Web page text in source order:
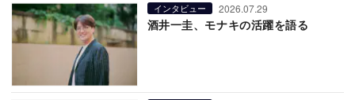
インタビュー 2026.07.29
酒井一圭、モナキの活躍を語る